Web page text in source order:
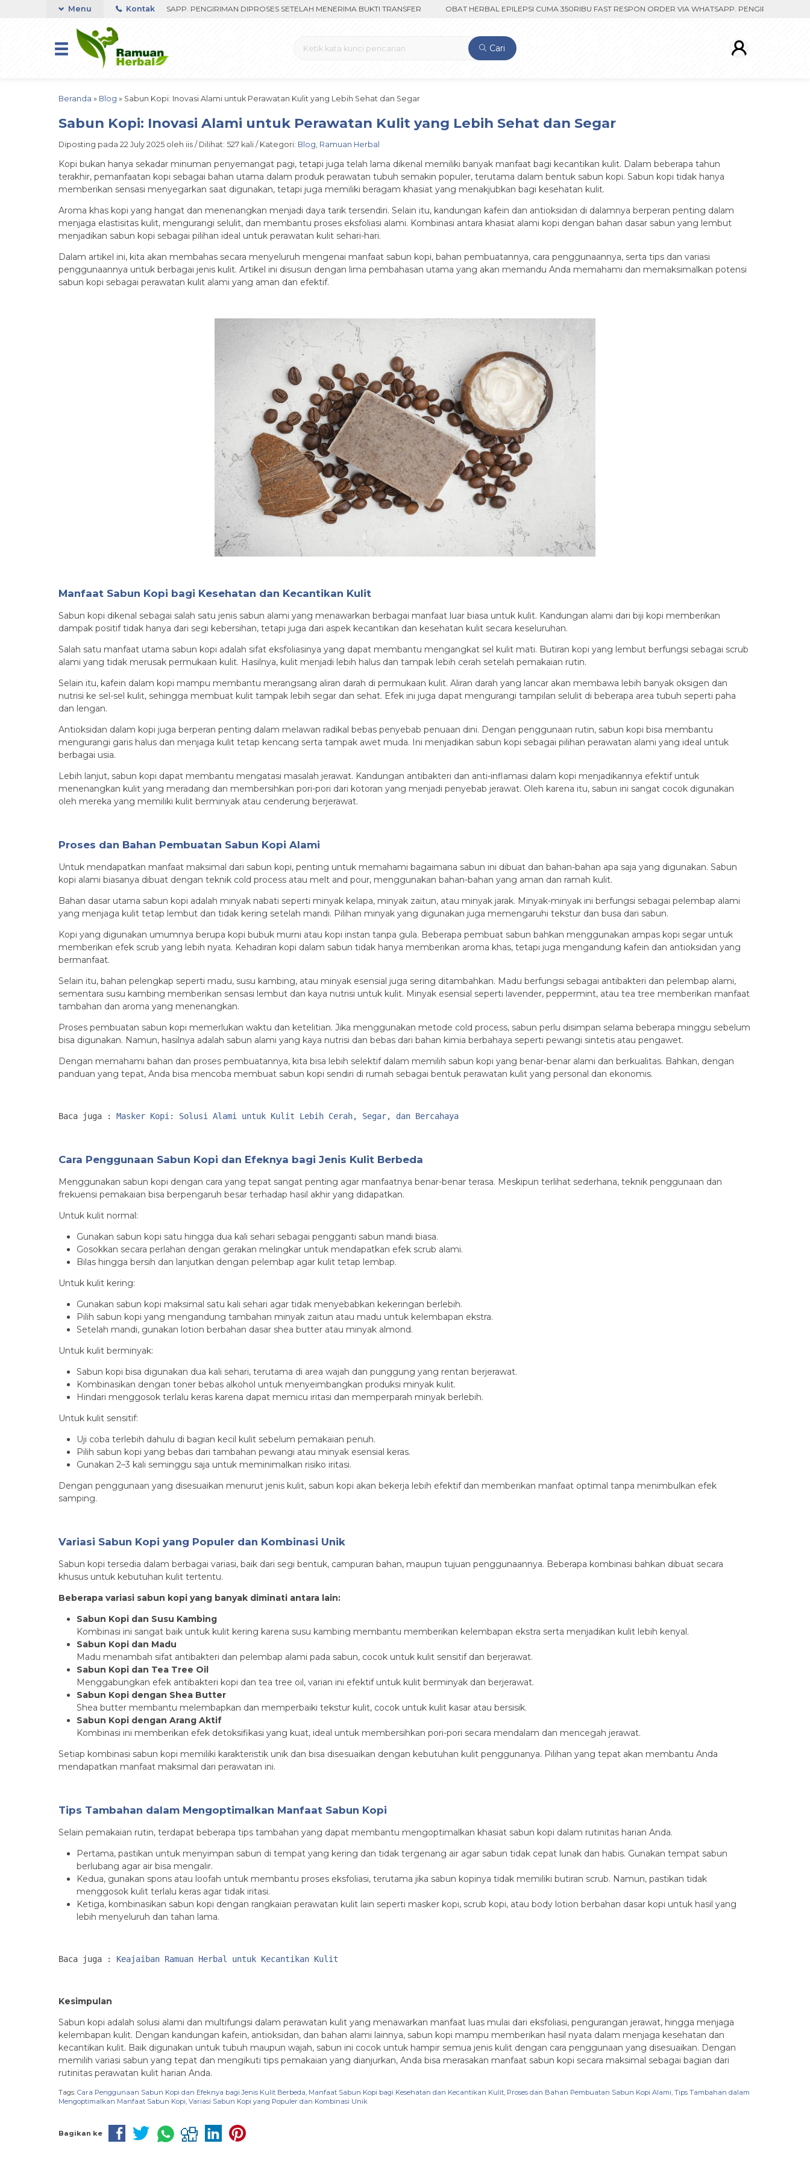
FAST RESPON ORDER VIA WHATSAPP. PENGIRIMAN DIPROSES SETELAH MENERIMA BUKTI TRANSFER OBAT HERBAL EPILEPSI CUMA 350RIBU FAST RESPON ORDER VIA WHATSAPP. PENGIRIMAN DIPROSES
Menu Kontak
Cari
Beranda » Blog » Sabun Kopi: Inovasi Alami untuk Perawatan Kulit yang Lebih Sehat dan Segar
Sabun Kopi: Inovasi Alami untuk Perawatan Kulit yang Lebih Sehat dan Segar
Diposting pada 22 July 2025 oleh iis / Dilihat: 527 kali / Kategori: Blog, Ramuan Herbal
Kopi bukan hanya sekadar minuman penyemangat pagi, tetapi juga telah lama dikenal memiliki banyak manfaat bagi kecantikan kulit. Dalam beberapa tahun
terakhir, pemanfaatan kopi sebagai bahan utama dalam produk perawatan tubuh semakin populer, terutama dalam bentuk sabun kopi. Sabun kopi tidak hanya
memberikan sensasi menyegarkan saat digunakan, tetapi juga memiliki beragam khasiat yang menakjubkan bagi kesehatan kulit.
Aroma khas kopi yang hangat dan menenangkan menjadi daya tarik tersendiri. Selain itu, kandungan kafein dan antioksidan di dalamnya berperan penting dalam
menjaga elastisitas kulit, mengurangi selulit, dan membantu proses eksfoliasi alami. Kombinasi antara khasiat alami kopi dengan bahan dasar sabun yang lembut
menjadikan sabun kopi sebagai pilihan ideal untuk perawatan kulit sehari-hari.
Dalam artikel ini, kita akan membahas secara menyeluruh mengenai manfaat sabun kopi, bahan pembuatannya, cara penggunaannya, serta tips dan variasi
penggunaannya untuk berbagai jenis kulit. Artikel ini disusun dengan lima pembahasan utama yang akan memandu Anda memahami dan memaksimalkan potensi
sabun kopi sebagai perawatan kulit alami yang aman dan efektif.
Manfaat Sabun Kopi bagi Kesehatan dan Kecantikan Kulit
Sabun kopi dikenal sebagai salah satu jenis sabun alami yang menawarkan berbagai manfaat luar biasa untuk kulit. Kandungan alami dari biji kopi memberikan
dampak positif tidak hanya dari segi kebersihan, tetapi juga dari aspek kecantikan dan kesehatan kulit secara keseluruhan.
Salah satu manfaat utama sabun kopi adalah sifat eksfoliasinya yang dapat membantu mengangkat sel kulit mati. Butiran kopi yang lembut berfungsi sebagai scrub
alami yang tidak merusak permukaan kulit. Hasilnya, kulit menjadi lebih halus dan tampak lebih cerah setelah pemakaian rutin.
Selain itu, kafein dalam kopi mampu membantu merangsang aliran darah di permukaan kulit. Aliran darah yang lancar akan membawa lebih banyak oksigen dan
nutrisi ke sel-sel kulit, sehingga membuat kulit tampak lebih segar dan sehat. Efek ini juga dapat mengurangi tampilan selulit di beberapa area tubuh seperti paha
dan lengan.
Antioksidan dalam kopi juga berperan penting dalam melawan radikal bebas penyebab penuaan dini. Dengan penggunaan rutin, sabun kopi bisa membantu
mengurangi garis halus dan menjaga kulit tetap kencang serta tampak awet muda. Ini menjadikan sabun kopi sebagai pilihan perawatan alami yang ideal untuk
berbagai usia.
Lebih lanjut, sabun kopi dapat membantu mengatasi masalah jerawat. Kandungan antibakteri dan anti-inflamasi dalam kopi menjadikannya efektif untuk
menenangkan kulit yang meradang dan membersihkan pori-pori dari kotoran yang menjadi penyebab jerawat. Oleh karena itu, sabun ini sangat cocok digunakan
oleh mereka yang memiliki kulit berminyak atau cenderung berjerawat.
Proses dan Bahan Pembuatan Sabun Kopi Alami
Untuk mendapatkan manfaat maksimal dari sabun kopi, penting untuk memahami bagaimana sabun ini dibuat dan bahan-bahan apa saja yang digunakan. Sabun
kopi alami biasanya dibuat dengan teknik cold process atau melt and pour, menggunakan bahan-bahan yang aman dan ramah kulit.
Bahan dasar utama sabun kopi adalah minyak nabati seperti minyak kelapa, minyak zaitun, atau minyak jarak. Minyak-minyak ini berfungsi sebagai pelembap alami
yang menjaga kulit tetap lembut dan tidak kering setelah mandi. Pilihan minyak yang digunakan juga memengaruhi tekstur dan busa dari sabun.
Kopi yang digunakan umumnya berupa kopi bubuk murni atau kopi instan tanpa gula. Beberapa pembuat sabun bahkan menggunakan ampas kopi segar untuk
memberikan efek scrub yang lebih nyata. Kehadiran kopi dalam sabun tidak hanya memberikan aroma khas, tetapi juga mengandung kafein dan antioksidan yang
bermanfaat.
Selain itu, bahan pelengkap seperti madu, susu kambing, atau minyak esensial juga sering ditambahkan. Madu berfungsi sebagai antibakteri dan pelembap alami,
sementara susu kambing memberikan sensasi lembut dan kaya nutrisi untuk kulit. Minyak esensial seperti lavender, peppermint, atau tea tree memberikan manfaat
tambahan dan aroma yang menenangkan.
Proses pembuatan sabun kopi memerlukan waktu dan ketelitian. Jika menggunakan metode cold process, sabun perlu disimpan selama beberapa minggu sebelum
bisa digunakan. Namun, hasilnya adalah sabun alami yang kaya nutrisi dan bebas dari bahan kimia berbahaya seperti pewangi sintetis atau pengawet.
Dengan memahami bahan dan proses pembuatannya, kita bisa lebih selektif dalam memilih sabun kopi yang benar-benar alami dan berkualitas. Bahkan, dengan
panduan yang tepat, Anda bisa mencoba membuat sabun kopi sendiri di rumah sebagai bentuk perawatan kulit yang personal dan ekonomis.
Baca juga : Masker Kopi: Solusi Alami untuk Kulit Lebih Cerah, Segar, dan Bercahaya
Cara Penggunaan Sabun Kopi dan Efeknya bagi Jenis Kulit Berbeda
Menggunakan sabun kopi dengan cara yang tepat sangat penting agar manfaatnya benar-benar terasa. Meskipun terlihat sederhana, teknik penggunaan dan
frekuensi pemakaian bisa berpengaruh besar terhadap hasil akhir yang didapatkan.
Untuk kulit normal:
Gunakan sabun kopi satu hingga dua kali sehari sebagai pengganti sabun mandi biasa.
Gosokkan secara perlahan dengan gerakan melingkar untuk mendapatkan efek scrub alami.
Bilas hingga bersih dan lanjutkan dengan pelembap agar kulit tetap lembap.
Untuk kulit kering:
Gunakan sabun kopi maksimal satu kali sehari agar tidak menyebabkan kekeringan berlebih.
Pilih sabun kopi yang mengandung tambahan minyak zaitun atau madu untuk kelembapan ekstra.
Setelah mandi, gunakan lotion berbahan dasar shea butter atau minyak almond.
Untuk kulit berminyak:
Sabun kopi bisa digunakan dua kali sehari, terutama di area wajah dan punggung yang rentan berjerawat.
Kombinasikan dengan toner bebas alkohol untuk menyeimbangkan produksi minyak kulit.
Hindari menggosok terlalu keras karena dapat memicu iritasi dan memperparah minyak berlebih.
Untuk kulit sensitif:
Uji coba terlebih dahulu di bagian kecil kulit sebelum pemakaian penuh.
Pilih sabun kopi yang bebas dari tambahan pewangi atau minyak esensial keras.
Gunakan 2–3 kali seminggu saja untuk meminimalkan risiko iritasi.
Dengan penggunaan yang disesuaikan menurut jenis kulit, sabun kopi akan bekerja lebih efektif dan memberikan manfaat optimal tanpa menimbulkan efek
samping.
Variasi Sabun Kopi yang Populer dan Kombinasi Unik
Sabun kopi tersedia dalam berbagai variasi, baik dari segi bentuk, campuran bahan, maupun tujuan penggunaannya. Beberapa kombinasi bahkan dibuat secara
khusus untuk kebutuhan kulit tertentu.
Beberapa variasi sabun kopi yang banyak diminati antara lain:
Sabun Kopi dan Susu Kambing
Kombinasi ini sangat baik untuk kulit kering karena susu kambing membantu memberikan kelembapan ekstra serta menjadikan kulit lebih kenyal.
Sabun Kopi dan Madu
Madu menambah sifat antibakteri dan pelembap alami pada sabun, cocok untuk kulit sensitif dan berjerawat.
Sabun Kopi dan Tea Tree Oil
Menggabungkan efek antibakteri kopi dan tea tree oil, varian ini efektif untuk kulit berminyak dan berjerawat.
Sabun Kopi dengan Shea Butter
Shea butter membantu melembapkan dan memperbaiki tekstur kulit, cocok untuk kulit kasar atau bersisik.
Sabun Kopi dengan Arang Aktif
Kombinasi ini memberikan efek detoksifikasi yang kuat, ideal untuk membersihkan pori-pori secara mendalam dan mencegah jerawat.
Setiap kombinasi sabun kopi memiliki karakteristik unik dan bisa disesuaikan dengan kebutuhan kulit penggunanya. Pilihan yang tepat akan membantu Anda
mendapatkan manfaat maksimal dari perawatan ini.
Tips Tambahan dalam Mengoptimalkan Manfaat Sabun Kopi
Selain pemakaian rutin, terdapat beberapa tips tambahan yang dapat membantu mengoptimalkan khasiat sabun kopi dalam rutinitas harian Anda.
Pertama, pastikan untuk menyimpan sabun di tempat yang kering dan tidak tergenang air agar sabun tidak cepat lunak dan habis. Gunakan tempat sabun
berlubang agar air bisa mengalir.
Kedua, gunakan spons atau loofah untuk membantu proses eksfoliasi, terutama jika sabun kopinya tidak memiliki butiran scrub. Namun, pastikan tidak
menggosok kulit terlalu keras agar tidak iritasi.
Ketiga, kombinasikan sabun kopi dengan rangkaian perawatan kulit lain seperti masker kopi, scrub kopi, atau body lotion berbahan dasar kopi untuk hasil yang
lebih menyeluruh dan tahan lama.
Baca juga : Keajaiban Ramuan Herbal untuk Kecantikan Kulit
Kesimpulan
Sabun kopi adalah solusi alami dan multifungsi dalam perawatan kulit yang menawarkan manfaat luas mulai dari eksfoliasi, pengurangan jerawat, hingga menjaga
kelembapan kulit. Dengan kandungan kafein, antioksidan, dan bahan alami lainnya, sabun kopi mampu memberikan hasil nyata dalam menjaga kesehatan dan
kecantikan kulit. Baik digunakan untuk tubuh maupun wajah, sabun ini cocok untuk hampir semua jenis kulit dengan cara penggunaan yang disesuaikan. Dengan
memilih variasi sabun yang tepat dan mengikuti tips pemakaian yang dianjurkan, Anda bisa merasakan manfaat sabun kopi secara maksimal sebagai bagian dari
rutinitas perawatan kulit harian Anda.
Tags: Cara Penggunaan Sabun Kopi dan Efeknya bagi Jenis Kulit Berbeda, Manfaat Sabun Kopi bagi Kesehatan dan Kecantikan Kulit, Proses dan Bahan Pembuatan Sabun Kopi Alami, Tips Tambahan dalam
Mengoptimalkan Manfaat Sabun Kopi, Variasi Sabun Kopi yang Populer dan Kombinasi Unik
Bagikan ke